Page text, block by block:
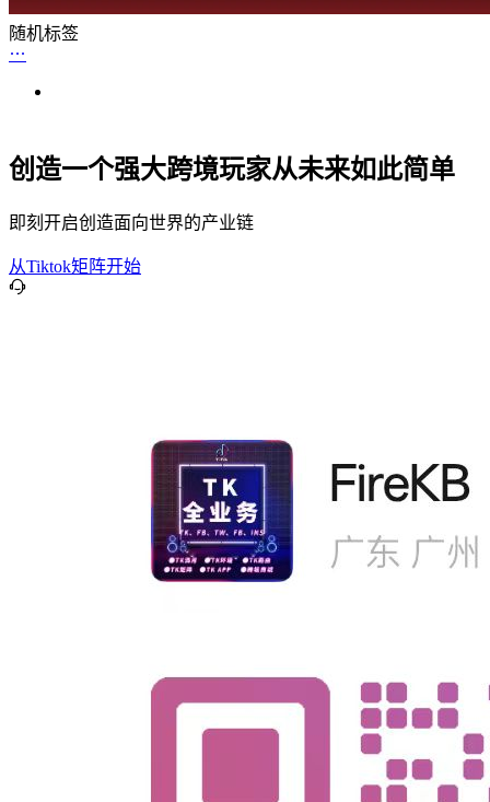
随机标签
创造一个强大跨境玩家从未来如此简单
即刻开启创造面向世界的产业链
从Tiktok矩阵开始